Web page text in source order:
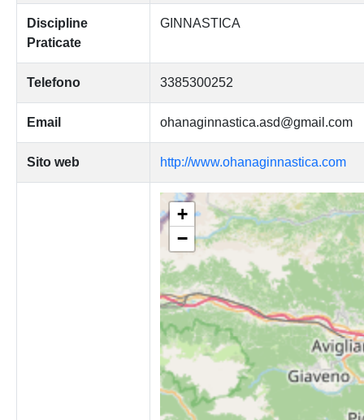
Discipline
Praticate
GINNASTICA
Telefono 3385300252
Email ohanaginnastica.asd@gmail.com
Sito web http://www.ohanaginnastica.com
+
−